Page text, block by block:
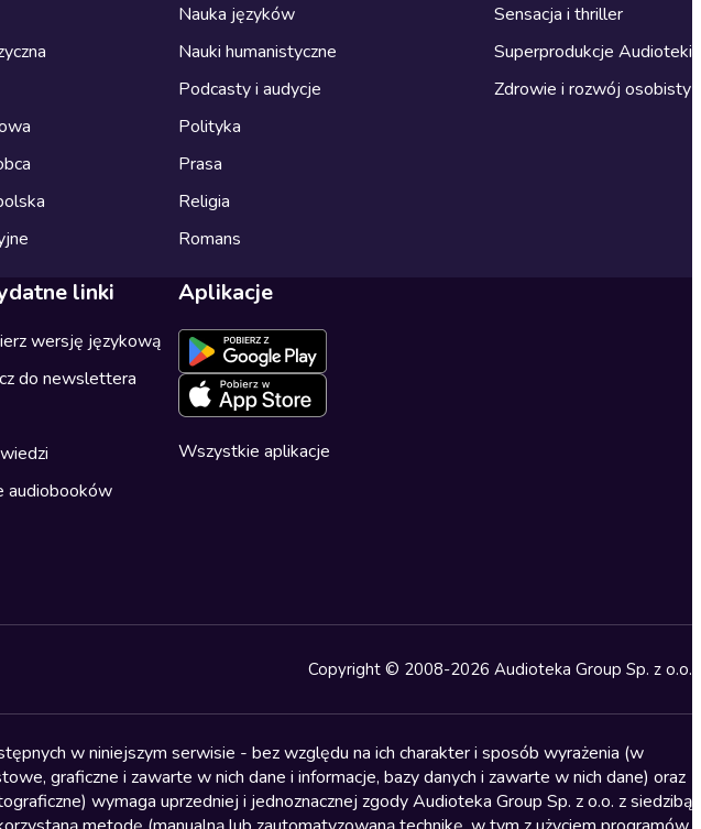
Nauka języków
Nauki humanistyczne
Podcasty i audycje
Polityka
Prasa
Religia
Romans
Sensacja i thriller
Superprodukcje Audioteki
Zdrowie i rozwój osobisty
linki
wersję językową
do newslettera
audiobooków
Aplikacje
Wszystkie aplikacje
Copyright © 2008-2026 Audioteka Group Sp. z o.o.
w niniejszym serwisie - bez względu na ich charakter i sposób wyrażenia (w
graficzne i zawarte w nich dane i informacje, bazy danych i zawarte w nich dane) oraz
wymaga uprzedniej i jednoznacznej zgody Audioteka Group Sp. z o.o. z siedzibą